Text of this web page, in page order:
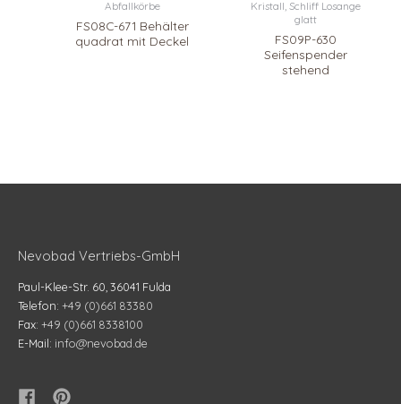
Abfallkörbe
FS08C-671 Behälter
quadrat mit Deckel
Kristall, Schliff Losange
glatt
FS09P-630
Seifenspender
stehend
Nevobad Vertriebs-GmbH
Paul-Klee-Str. 60, 36041 Fulda
Telefon: +49 (0)661 83380
Fax: +49 (0)661 8338100
E-Mail: info@nevobad.de